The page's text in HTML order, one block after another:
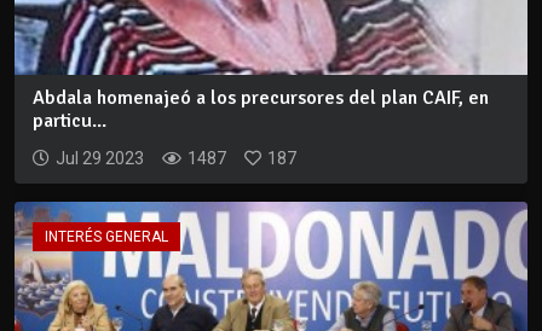
Abdala homenajeó a los precursores del plan CAIF, en
particu...
Jul 29 2023 1487 187
INTERÉS GENERAL